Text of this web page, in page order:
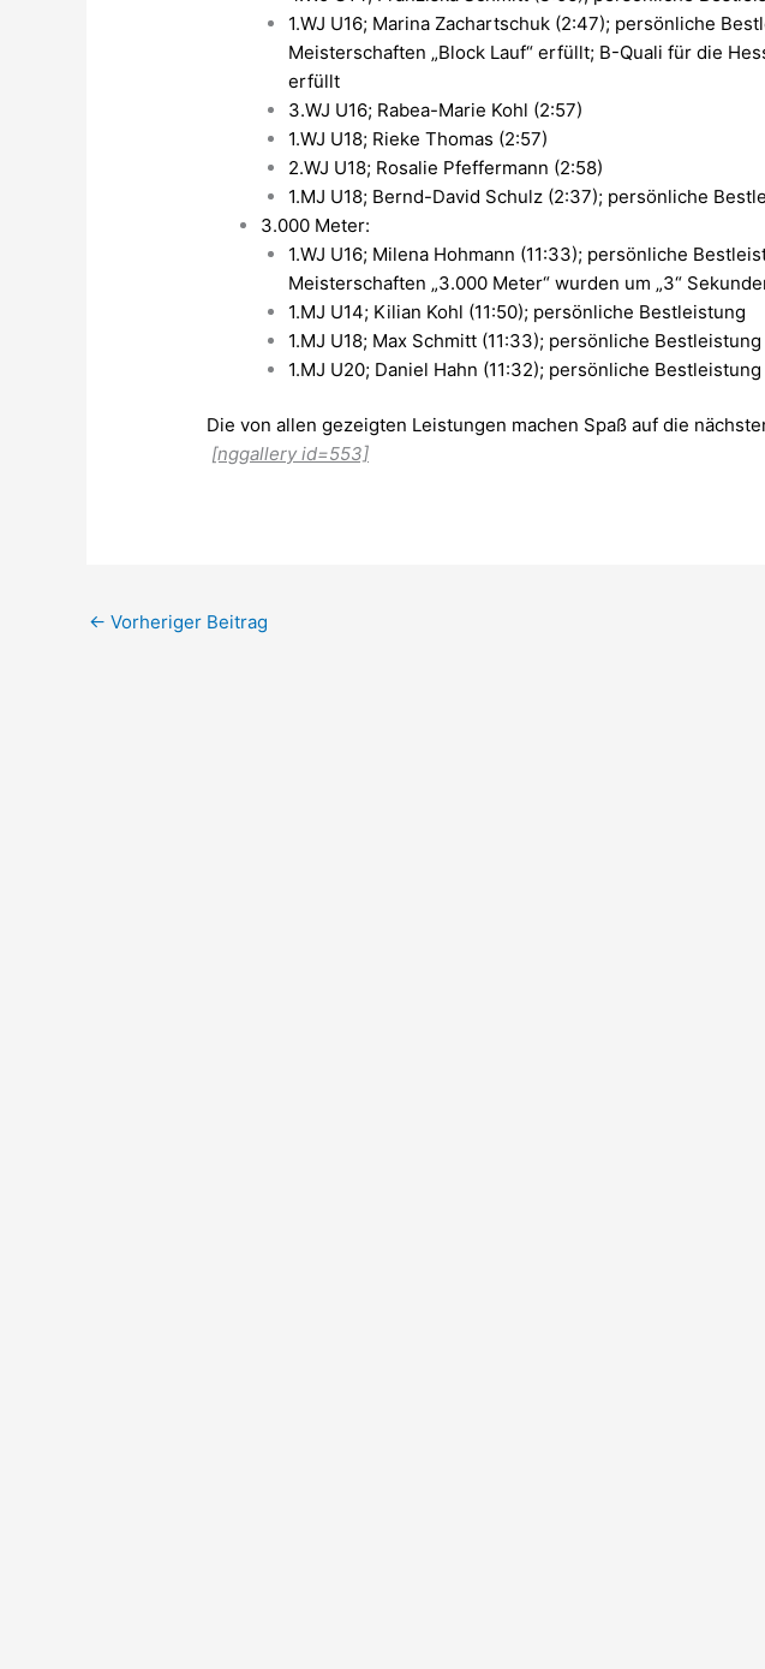
1.WJ U16; Marina Zachartschuk (2:47); persönliche
Meisterschaften „Block Lauf“ erfüllt; B-Quali für die
erfüllt
3.WJ U16; Rabea-Marie Kohl (2:57)
1.WJ U18; Rieke Thomas (2:57)
2.WJ U18; Rosalie Pfeffermann (2:58)
1.MJ U18; Bernd-David Schulz (2:37); persönliche
3.000 Meter:
1.WJ U16; Milena Hohmann (11:33); persönliche
Meisterschaften „3.000 Meter“ wurden um „3“
1.MJ U14; Kilian Kohl (11:50); persönliche Bestleistung
1.MJ U18; Max Schmitt (11:33); persönliche Bestleistung
1.MJ U20; Daniel Hahn (11:32); persönliche Bestleistung
Die von allen gezeigten Leistungen machen Spaß auf die
[nggallery id=553]
← Vorheriger Beitrag